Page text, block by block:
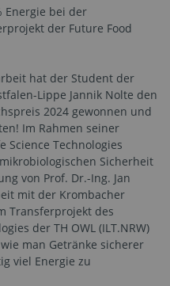
Energie bei der
der Future Food
hat der Student der
Lippe Jannik Nolte den
2024 gewonnen und
Im Rahmen seiner
Science Technologies
Sicherheit
von Prof. Dr.-Ing. Jan
mit der Krombacher
Transferprojekt des
der TH OWL (ILT.NRW)
man Getränke sicherer
viel Energie zu